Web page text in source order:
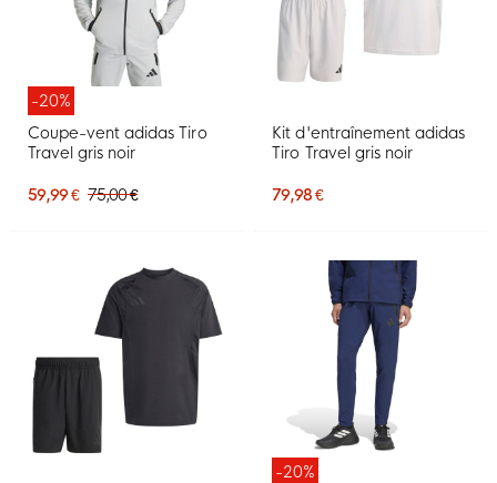
-20%
Coupe-vent adidas Tiro
Travel gris noir
59,99 € 75,00 €
Kit d'entraînement adidas
Tiro Travel gris noir
79,98 €
-20%